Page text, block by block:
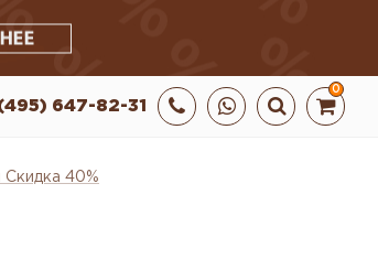
0
647-82-31
Скидка 40%